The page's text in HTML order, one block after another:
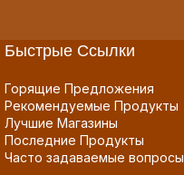
Быстрые Ссылки
Горящие Предложения
Рекомендуемые Продукты
Лучшие Магазины
Последние Продукты
Часто задаваемые вопросы